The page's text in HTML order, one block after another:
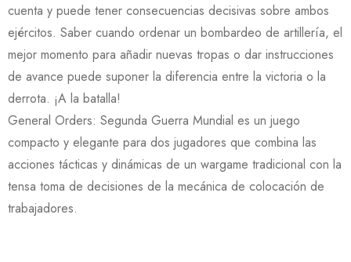
cuenta y puede tener consecuencias decisivas sobre ambos
ejércitos. Saber cuando ordenar un bombardeo de artillería, el
mejor momento para añadir nuevas tropas o dar instrucciones
de avance puede suponer la diferencia entre la victoria o la
derrota. ¡A la batalla!
General Orders: Segunda Guerra Mundial es un juego
compacto y elegante para dos jugadores que combina las
acciones tácticas y dinámicas de un wargame tradicional con la
tensa toma de decisiones de la mecánica de colocación de
trabajadores.